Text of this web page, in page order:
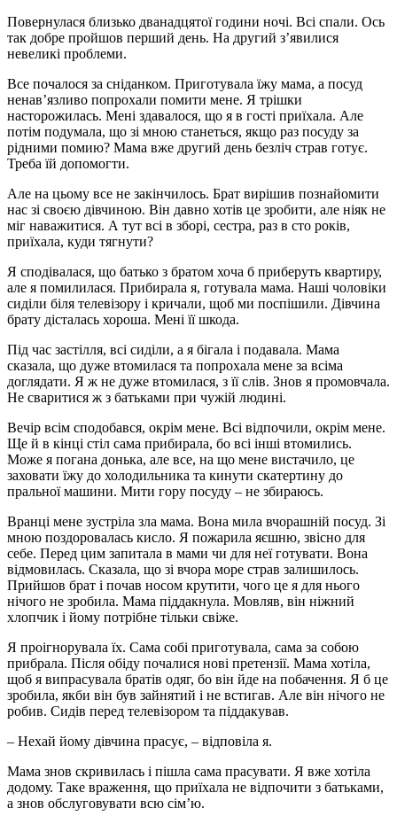
Повернулася близько дванадцятої години ночі. Всі спали. Ось
так добре пройшов перший день. На другий з’явилися
невеликі проблеми.
Все почалося за сніданком. Приготувала їжу мама, а посуд
ненав’язливо попрохали помити мене. Я трішки
насторожилась. Мені здавалося, що я в гості приїхала. Але
потім подумала, що зі мною станеться, якщо раз посуду за
рідними помию? Мама вже другий день безліч страв готує.
Треба їй допомогти.
Але на цьому все не закінчилось. Брат вирішив познайомити
нас зі своєю дівчиною. Він давно хотів це зробити, але ніяк не
міг наважитися. А тут всі в зборі, сестра, раз в сто років,
приїхала, куди тягнути?
Я сподівалася, що батько з братом хоча б приберуть квартиру,
але я помилилася. Прибирала я, готувала мама. Наші чоловіки
сиділи біля телевізору і кричали, щоб ми поспішили. Дівчина
брату дісталась хороша. Мені її шкода.
Під час застілля, всі сиділи, а я бігала і подавала. Мама
сказала, що дуже втомилася та попрохала мене за всіма
доглядати. Я ж не дуже втомилася, з її слів. Знов я промовчала.
Не сваритися ж з батьками при чужій людині.
Вечір всім сподобався, окрім мене. Всі відпочили, окрім мене.
Ще й в кінці стіл сама прибирала, бо всі інші втомились.
Може я погана донька, але все, на що мене вистачило, це
заховати їжу до холодильника та кинути скатертину до
пральної машини. Мити гору посуду – не збираюсь.
Вранці мене зустріла зла мама. Вона мила вчорашній посуд. Зі
мною поздоровалась кисло. Я пожарила яєшню, звісно для
себе. Перед цим запитала в мами чи для неї готувати. Вона
відмовилась. Сказала, що зі вчора море страв залишилось.
Прийшов брат і почав носом крутити, чого це я для нього
нічого не зробила. Мама піддакнула. Мовляв, він ніжний
хлопчик і йому потрібне тільки свіже.
Я проігнорувала їх. Сама собі приготувала, сама за собою
прибрала. Після обіду почалися нові претензії. Мама хотіла,
щоб я випрасувала братів одяг, бо він йде на побачення. Я б це
зробила, якби він був зайнятий і не встигав. Але він нічого не
робив. Сидів перед телевізором та піддакував.
– Нехай йому дівчина прасує, – відповіла я.
Мама знов скривилась і пішла сама прасувати. Я вже хотіла
додому. Таке враження, що приїхала не відпочити з батьками,
а знов обслуговувати всю сім’ю.